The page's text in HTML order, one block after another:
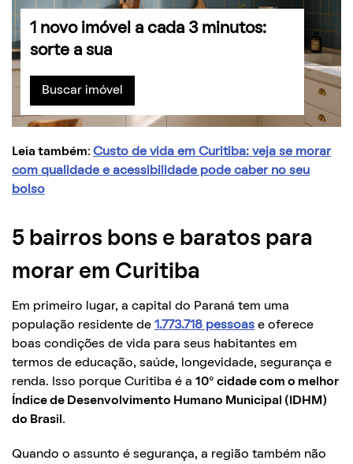
1 novo imóvel a cada 3 minutos:
sorte a sua
Buscar imóvel
Leia também: Custo de vida em Curitiba: veja se morar
com qualidade e acessibilidade pode caber no seu
bolso
5 bairros bons e baratos para
morar em Curitiba
Em primeiro lugar, a capital do Paraná tem uma
população residente de 1.773.718 pessoas e oferece
boas condições de vida para seus habitantes em
termos de educação, saúde, longevidade, segurança e
renda. Isso porque Curitiba é a 10° cidade com o melhor
Índice de Desenvolvimento Humano Municipal (IDHM)
do Brasil.
Quando o assunto é segurança, a região também não